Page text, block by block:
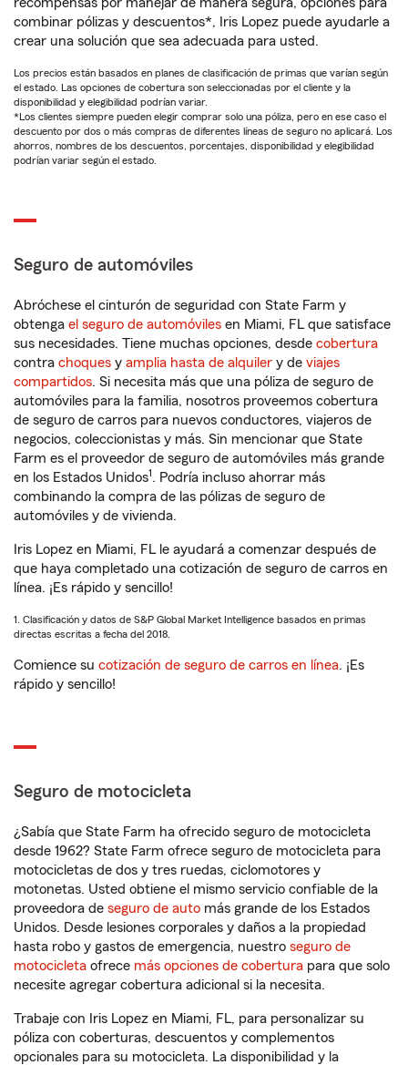
combinar pólizas y descuentos*, Iris Lopez puede ayudarle a
crear una solución que sea adecuada para usted.
Los precios están basados en planes de clasificación de primas que varían según
el estado. Las opciones de cobertura son seleccionadas por el cliente y la
disponibilidad y elegibilidad podrían variar.
*Los clientes siempre pueden elegir comprar solo una póliza, pero en ese caso el
descuento por dos o más compras de diferentes líneas de seguro no aplicará. Los
ahorros, nombres de los descuentos, porcentajes, disponibilidad y elegibilidad
podrían variar según el estado.
Seguro de automóviles
Abróchese el cinturón de seguridad con State Farm y
obtenga el seguro de automóviles en Miami, FL que satisface
sus necesidades. Tiene muchas opciones, desde cobertura
contra choques y amplia hasta de alquiler y de viajes
compartidos. Si necesita más que una póliza de seguro de
automóviles para la familia, nosotros proveemos cobertura
de seguro de carros para nuevos conductores, viajeros de
negocios, coleccionistas y más. Sin mencionar que State
Farm es el proveedor de seguro de automóviles más grande
en los Estados Unidos1. Podría incluso ahorrar más
combinando la compra de las pólizas de seguro de
automóviles y de vivienda.
Iris Lopez en Miami, FL le ayudará a comenzar después de
que haya completado una cotización de seguro de carros en
línea. ¡Es rápido y sencillo!
1. Clasificación y datos de S&P Global Market Intelligence basados en primas
directas escritas a fecha del 2018.
Comience su cotización de seguro de carros en línea. ¡Es
rápido y sencillo!
Seguro de motocicleta
¿Sabía que State Farm ha ofrecido seguro de motocicleta
desde 1962? State Farm ofrece seguro de motocicleta para
motocicletas de dos y tres ruedas, ciclomotores y
motonetas. Usted obtiene el mismo servicio confiable de la
proveedora de seguro de auto más grande de los Estados
Unidos. Desde lesiones corporales y daños a la propiedad
hasta robo y gastos de emergencia, nuestro seguro de
motocicleta ofrece más opciones de cobertura para que solo
necesite agregar cobertura adicional si la necesita.
Trabaje con Iris Lopez en Miami, FL, para personalizar su
póliza con coberturas, descuentos y complementos
opcionales para su motocicleta. La disponibilidad y la